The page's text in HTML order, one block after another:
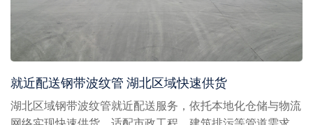
就近配送钢带波纹管 湖北区域快速供货
湖北区域钢带波纹管就近配送服务，依托本地化仓储与物流